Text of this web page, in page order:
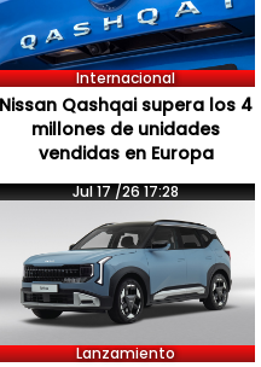
Internacional
Nissan Qashqai supera los 4
millones de unidades
vendidas en Europa
Jul 17 /26 17:28
Lanzamiento